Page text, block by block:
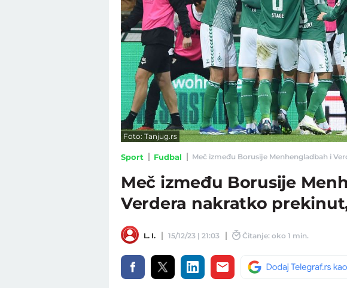
Foto: Tanjug.rs
Sport Fudbal Meč između Borusije Menhengladbah i
Meč između Borusije
Verdera nakratko
L. I. 15/12/23 | 21:03 Čitanje: oko 1 min.